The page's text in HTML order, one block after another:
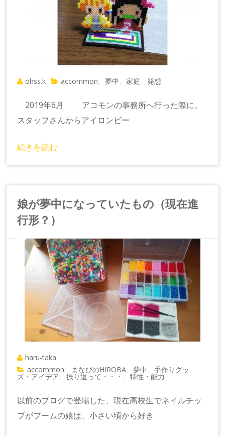
ohss.k accommon 、夢中 、家庭 、発想
2019年6月 アコモンの事務所へ行った際に、
スタッフさんからアイロンビー
続きを読む
娘が夢中になっていたもの（現在進
行形？）
haru-taka
accommon
まなびのHIROBA 、夢中 、手作りグッ
ズ・アイデア 、振り返って・・・ 、特性・能力
以前のブログで登場した、現在高校生でネイルチッ
プがブームの娘は、小さい頃から好き